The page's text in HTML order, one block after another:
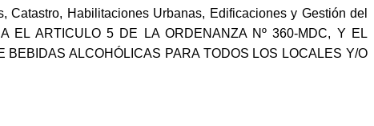
Habilitaciones Urbanas, Edificaciones y Gestión del
EL ARTICULO 5 DE LA ORDENANZA Nº 360-MDC, Y EL
ALCOHÓLICAS PARA TODOS LOS LOCALES Y/O